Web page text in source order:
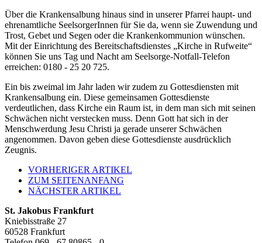
Über die Krankensalbung hinaus sind in unserer Pfarrei haupt- und
ehrenamtliche SeelsorgerInnen für Sie da, wenn sie Zuwendung und
Trost, Gebet und Segen oder die Krankenkommunion wünschen.
Mit der Einrichtung des Bereitschaftsdienstes „Kirche in Rufweite“
können Sie uns Tag und Nacht am Seelsorge-Notfall-Telefon
erreichen: 0180 - 25 20 725.
Ein bis zweimal im Jahr laden wir zudem zu Gottesdiensten mit
Krankensalbung ein. Diese gemeinsamen Gottesdienste
verdeutlichen, dass Kirche ein Raum ist, in dem man sich mit seinen
Schwächen nicht verstecken muss. Denn Gott hat sich in der
Menschwerdung Jesu Christi ja gerade unserer Schwächen
angenommen. Davon geben diese Gottesdienste ausdrücklich
Zeugnis.
VORHERIGER ARTIKEL
ZUM SEITENANFANG
NÄCHSTER ARTIKEL
St. Jakobus Frankfurt
Kniebisstraße 27
60528 Frankfurt